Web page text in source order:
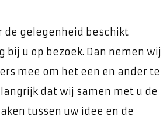
de gelegenheid beschikt
bij u op bezoek. Dan nemen wij
mee om het een en ander te
dat wij samen met u de
tussen uw idee en de